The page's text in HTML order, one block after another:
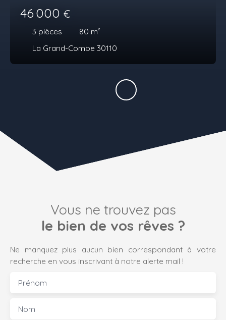
46 000 €
3 pièces 80 m²
La Grand-Combe 30110
Vous ne trouvez pas
le bien de vos rêves ?
Ne manquez plus aucun bien correspondant à votre
recherche en vous inscrivant à notre alerte mail !
Prénom
Nom